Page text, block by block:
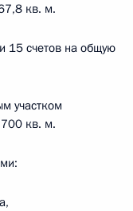
кв. м.
15 счетов на общую
участком
кв. м.